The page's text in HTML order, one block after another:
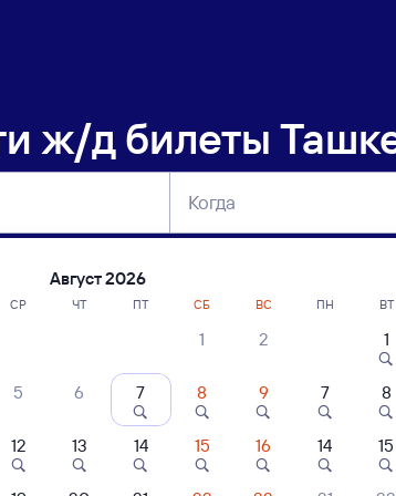
ж/д билеты
Когда
поездов Ташкент — Самарканд
Самарканд — Ташкент
на 6 октября. Отправление и прибытие по местному
Август 2026
СР ЧТ ПТ СБ ВС
1 2
5 6 7 8 9
12 13 14 15 16
ПН ВТ
1
7 8
14 15